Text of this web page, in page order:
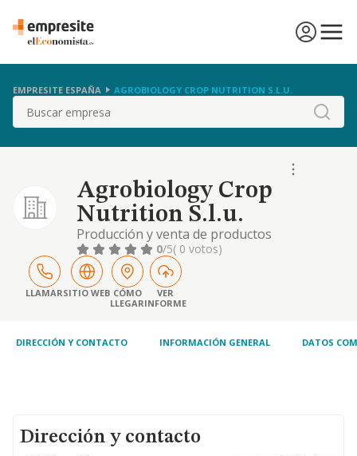
EMPRESITE ESPAÑA AGROBIOLOGY CROP NUTRITION S.L.U.
Buscar
Agrobiology Crop
Nutrition S.l.u.
Producción y venta de productos
biofertilizantes y bioestimulantes a base de
inoculantes microbianos y moleculares,
especializada en productos biotecnológicos
0/5( 0 votos)
LLAMARSITIO WEB CÓMO
LLEGAR
VER
INFORME
DIRECCIÓN Y CONTACTO INFORMACIÓN GENERAL DATOS
Dirección y contacto